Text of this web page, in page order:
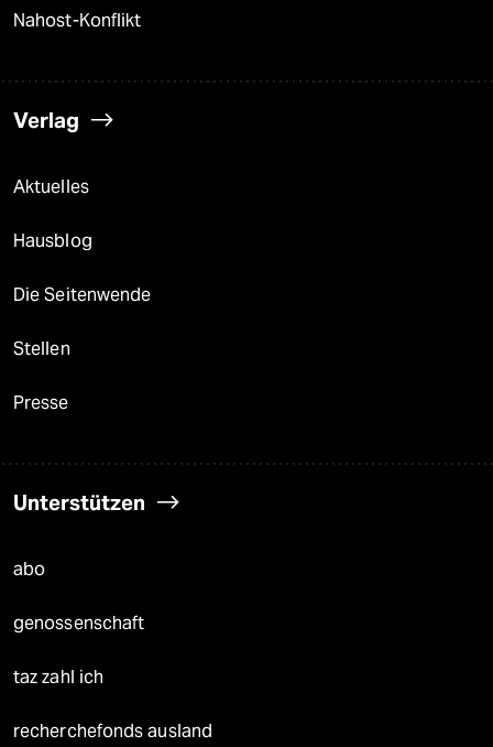
Nahost-Konflikt
Verlag
Aktuelles
Hausblog
Die Seitenwende
Stellen
Presse
Unterstützen
abo
genossenschaft
taz zahl ich
recherchefonds ausland